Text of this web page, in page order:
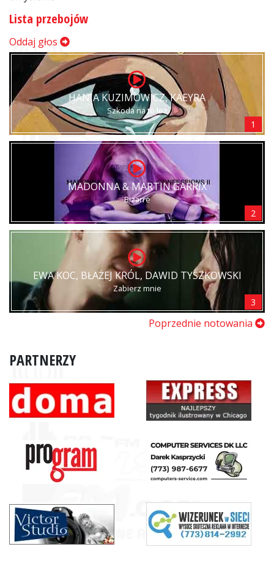
Lista przebojów
Oddaj głos
HANIA KUZIMOWICZ, KAEYRA
Szkoda na to łez
1
MADONNA & MARTIN GARRIX
Bizarre
2
EWA KOC, BŁAŻEJ KRÓL, DAWID TYSZKOWSKI
Zabierz mnie
3
Poprzednie notowania
PARTNERZY